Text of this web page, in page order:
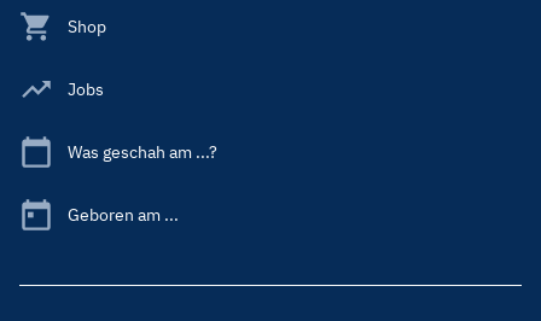
Shop
Jobs
Was geschah am ...?
Geboren am ...